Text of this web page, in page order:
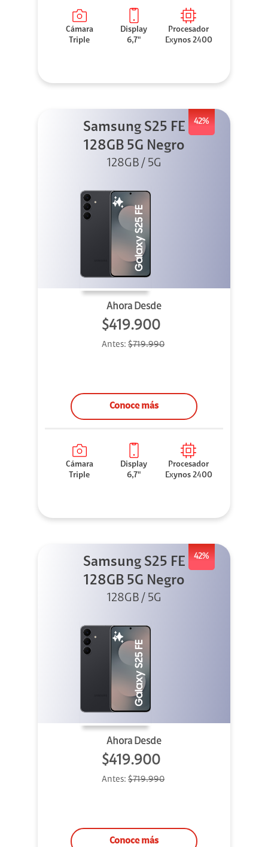
Cámara
Triple
Display
6,7"
Procesador
Exynos 2400
42%
Samsung S25 FE
128GB 5G Negro
128GB / 5G
Ahora Desde
$419.900
Antes: $719.990
Conoce más
Cámara
Triple
Display
6,7"
Procesador
Exynos 2400
42%
Samsung S25 FE
128GB 5G Negro
128GB / 5G
Ahora Desde
$419.900
Antes: $719.990
Conoce más